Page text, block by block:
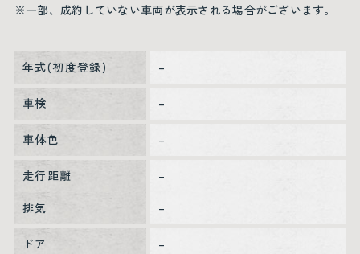
※一部、成約していない車両が表示される場合がございます。
年式(初度登録) –
車検 –
車体色 –
走行距離
–
排気
–
ドア –